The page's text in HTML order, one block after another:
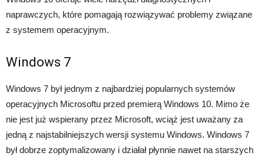
naprawczych, które pomagają rozwiązywać problemy związane
z systemem operacyjnym.
Windows 7
Windows 7 był jednym z najbardziej popularnych systemów
operacyjnych Microsoftu przed premierą Windows 10. Mimo że
nie jest już wspierany przez Microsoft, wciąż jest uważany za
jedną z najstabilniejszych wersji systemu Windows. Windows 7
był dobrze zoptymalizowany i działał płynnie nawet na starszych